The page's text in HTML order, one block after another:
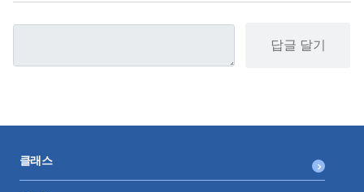
답글 달기
클래스